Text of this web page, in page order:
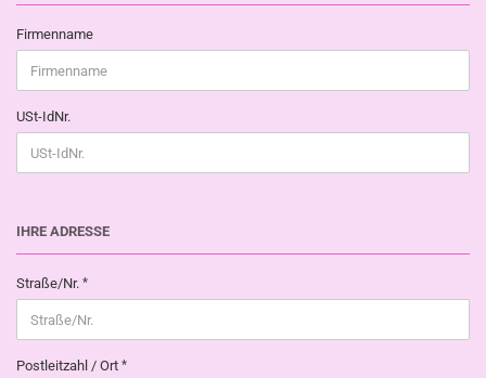
Firmenname
USt-IdNr.
IHRE ADRESSE
Straße/Nr.
Postleitzahl / Ort